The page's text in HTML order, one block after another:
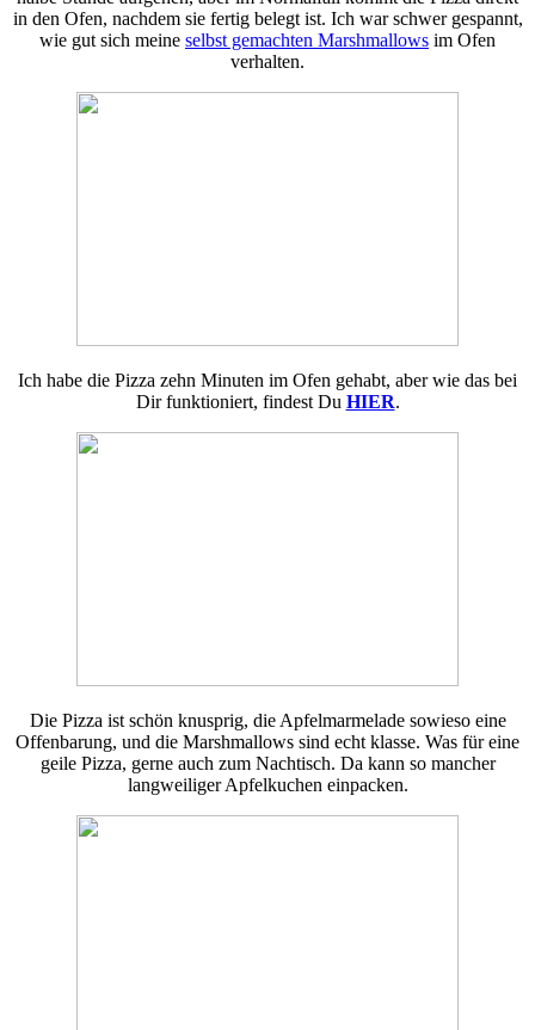
in den Ofen, nachdem sie fertig belegt ist. Ich war schwer gespannt,
wie gut sich meine selbst gemachten Marshmallows im Ofen
verhalten.
Ich habe die Pizza zehn Minuten im Ofen gehabt, aber wie das bei
Dir funktioniert, findest Du HIER.
Die Pizza ist schön knusprig, die Apfelmarmelade sowieso eine
Offenbarung, und die Marshmallows sind echt klasse. Was für eine
geile Pizza, gerne auch zum Nachtisch. Da kann so mancher
langweiliger Apfelkuchen einpacken.